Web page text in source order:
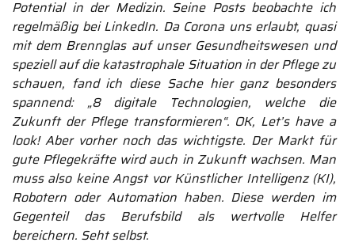
Potential in der Medizin. Seine Posts beobachte ich
regelmäßig bei LinkedIn. Da Corona uns erlaubt, quasi
mit dem Brennglas auf unser Gesundheitswesen und
speziell auf die katastrophale Situation in der Pflege zu
schauen, fand ich diese Sache hier ganz besonders
spannend: „8 digitale Technologien, welche die
Zukunft der Pflege transformieren“. OK, Let’s have a
look! Aber vorher noch das wichtigste. Der Markt für
gute Pflegekräfte wird auch in Zukunft wachsen. Man
muss also keine Angst vor Künstlicher Intelligenz (KI),
Robotern oder Automation haben. Diese werden im
Gegenteil das Berufsbild als wertvolle Helfer
bereichern. Seht selbst.